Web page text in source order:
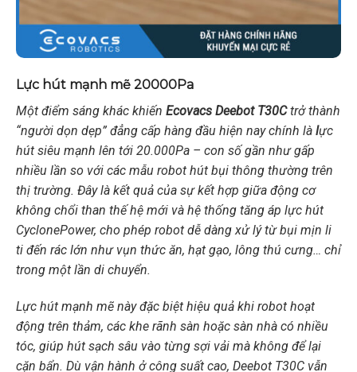
Lực hút mạnh mẽ 20000Pa
Một điểm sáng khác khiến Ecovacs Deebot T30Ctrở thành
“người dọn dẹp” đẳng cấp hàng đầu hiện nay chính là lực
hút siêu mạnh lên tới 20.000Pa – con số gần như gấp
nhiều lần so với các mẫu robot hút bụi thông thường trên
thị trường. Đây là kết quả của sự kết hợp giữa động cơ
không chổi than thế hệ mới và hệ thống tăng áp lực hút
CyclonePower, cho phép robot dễ dàng xử lý từ bụi mịn li
ti đến rác lớn như vụn thức ăn, hạt gạo, lông thú cưng… chỉ
trong một lần di chuyển.
Lực hút mạnh mẽ này đặc biệt hiệu quả khi robot hoạt
động trên thảm, các khe rãnh sàn hoặc sàn nhà có nhiều
tóc, giúp hút sạch sâu vào từng sợi vải mà không để lại
cặn bẩn. Dù vận hành ở công suất cao, Deebot T30C vẫn